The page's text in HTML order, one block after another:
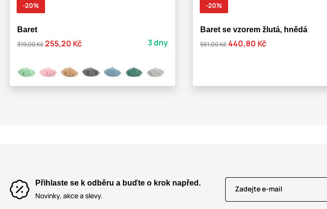
-20%
Baret
319,00 Kč255,20 Kč 3 dny
-20%
Baret se vzorem žlutá, hnědá
551,00 Kč440,80 Kč
Přihlaste se k odběru a buďte o krok napřed.
Novinky, akce a slevy.
Zadejte e-mail